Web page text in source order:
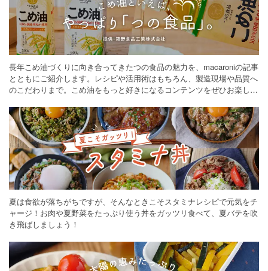
長年こめ油づくりに向き合ってきたつの食品の魅力を、macaroniの記事
とともにご紹介します。レシピや活用術はもちろん、製造現場や品質へ
のこだわりまで。こめ油をもっと好きになるコンテンツをぜひお楽しみ
夏は食欲が落ちがちですが、そんなときこそスタミナレシピで元気をチ
ャージ！お肉や夏野菜をたっぷり使う丼をガッツリ食べて、夏バテを吹
き飛ばしましょう！